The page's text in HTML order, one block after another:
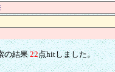
の結果22点hitしました。